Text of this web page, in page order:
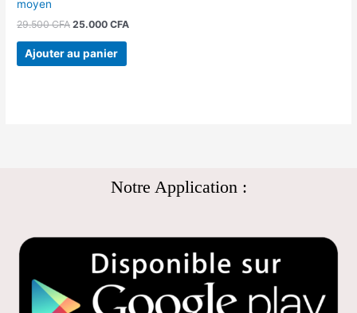
moyen
29.500CFA 25.000CFA
Ajouter au panier
Notre Application :